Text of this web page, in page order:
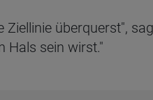
überquerst",
Hals sein wirst."